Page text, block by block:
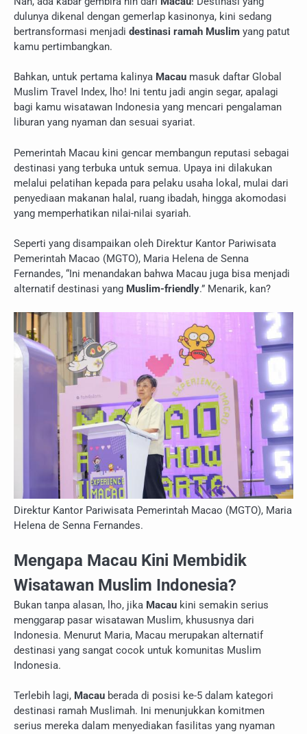
dulunya dikenal dengan gemerlap kasinonya, kini sedang
bertransformasi menjadi destinasi ramah Muslim yang patut
kamu pertimbangkan.
Bahkan, untuk pertama kalinya Macau masuk daftar Global
Muslim Travel Index, lho! Ini tentu jadi angin segar, apalagi
bagi kamu wisatawan Indonesia yang mencari pengalaman
liburan yang nyaman dan sesuai syariat.
Pemerintah Macau kini gencar membangun reputasi sebagai
destinasi yang terbuka untuk semua. Upaya ini dilakukan
melalui pelatihan kepada para pelaku usaha lokal, mulai dari
penyediaan makanan halal, ruang ibadah, hingga akomodasi
yang memperhatikan nilai-nilai syariah.
Seperti yang disampaikan oleh Direktur Kantor Pariwisata
Pemerintah Macao (MGTO), Maria Helena de Senna
Fernandes, “Ini menandakan bahwa Macau juga bisa menjadi
alternatif destinasi yang Muslim-friendly.” Menarik, kan?
Direktur Kantor Pariwisata Pemerintah Macao (MGTO), Maria
Helena de Senna Fernandes.
Mengapa Macau Kini Membidik
Wisatawan Muslim Indonesia?
Bukan tanpa alasan, lho, jika Macau kini semakin serius
menggarap pasar wisatawan Muslim, khususnya dari
Indonesia. Menurut Maria, Macau merupakan alternatif
destinasi yang sangat cocok untuk komunitas Muslim
Indonesia.
Terlebih lagi, Macau berada di posisi ke-5 dalam kategori
destinasi ramah Muslimah. Ini menunjukkan komitmen
serius mereka dalam menyediakan fasilitas yang nyaman